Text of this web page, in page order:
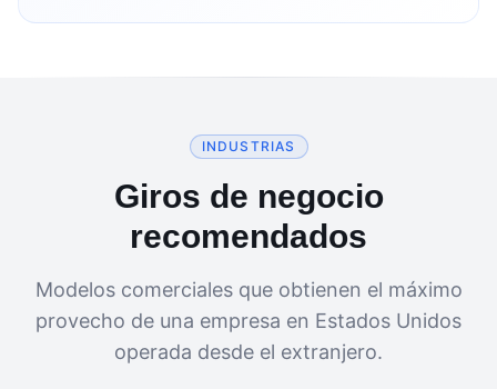
INDUSTRIAS
Giros de negocio
recomendados
Modelos comerciales que obtienen el máximo
provecho de una empresa en Estados Unidos
operada desde el extranjero.